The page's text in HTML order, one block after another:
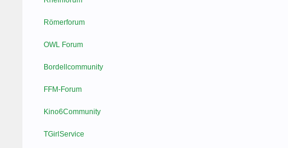
Römerforum
OWL Forum
Bordellcommunity
FFM-Forum
Kino6Community
TGirlService